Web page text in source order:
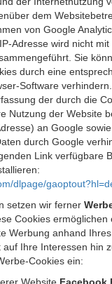
dem
von Google
Adresse wird nicht mit
Sie
durch eine
Software
der durch die
Nutzung der Website
an Google
durch Google
Link verfügbare
dlpage/
setzen wir ferner
Cookies ermöglichen
Werbung anhand Ihres
Ihre Interessen hin
Cookies ein: